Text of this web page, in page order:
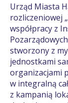
Urząd Miasta
rozliczeniowej
współpracy z
stworzony z
jednostkami
organizacjami
w integralną
z kampanią